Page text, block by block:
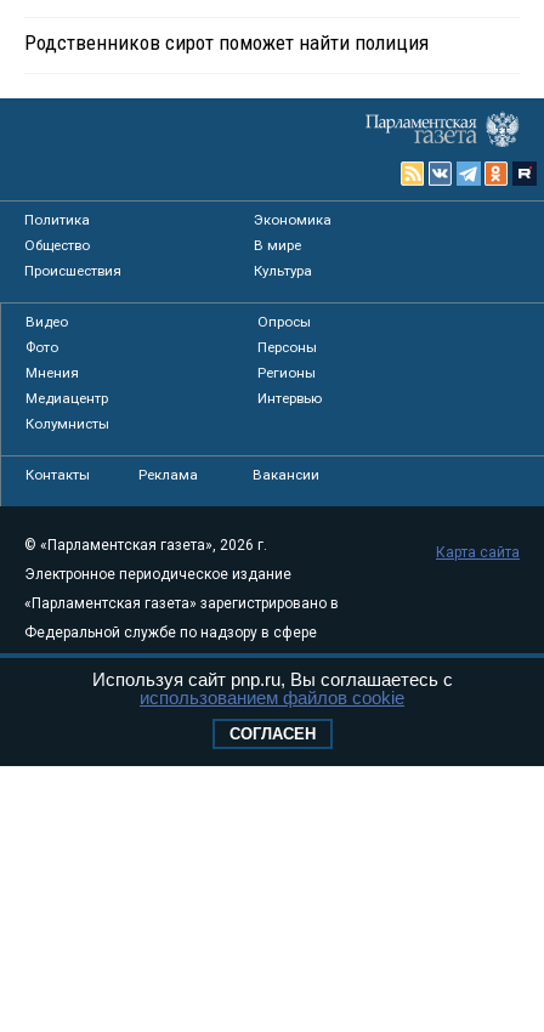
Родственников сирот поможет найти полиция
Политика
Экономика
Общество
В мире
Происшествия
Культура
Видео
Опросы
Фото
Персоны
Мнения
Регионы
Медиацентр
Интервью
Колумнисты
Контакты Реклама Вакансии
© «Парламентская газета», 2026 г.
Электронное периодическое издание
«Парламентская газета» зарегистрировано в
Федеральной службе по надзору в сфере
связи, информационных технологий и
массовых коммуникаций (Роскомнадзор) 05
Свидетельство о регистрации Эл № ФС77-
Карта сайта
Используя сайт pnp.ru, Вы соглашаетесь с
использованием файлов cookie
СОГЛАСЕН